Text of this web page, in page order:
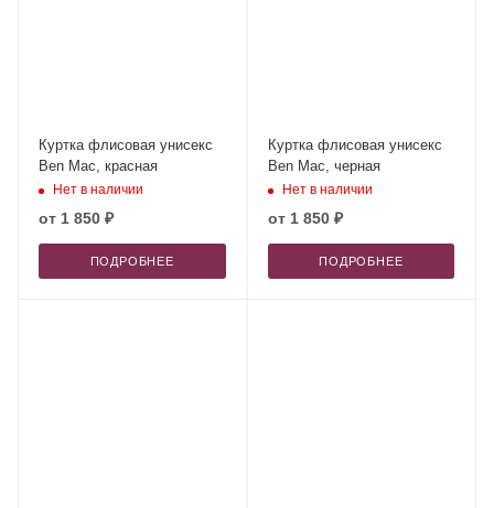
Куртка флисовая унисекс
Ben Mac, красная
Нет в наличии
от 1 850 ₽
ПОДРОБНЕЕ
Куртка флисовая унисекс
Ben Mac, черная
Нет в наличии
от 1 850 ₽
ПОДРОБНЕЕ